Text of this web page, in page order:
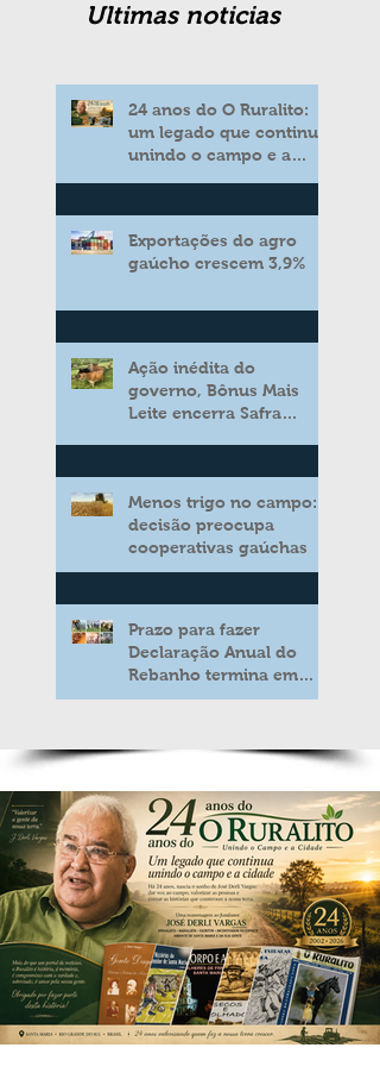
Ultimas noticias
24 anos do O Ruralito:
um legado que continua
unindo o campo e a
Exportações do agro
gaúcho crescem 3,9%
Ação inédita do
governo, Bônus Mais
Leite encerra Safra
aos produtores de leite
Menos trigo no campo:
decisão preocupa
cooperativas gaúchas
Prazo para fazer
Declaração Anual do
Rebanho termina em
duas semanas